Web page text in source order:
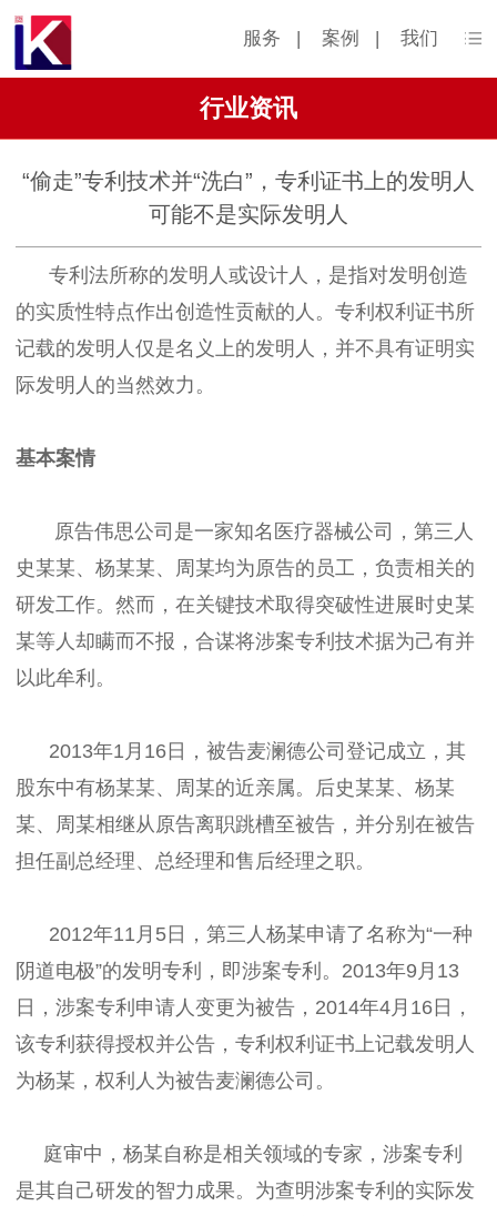
服务 | 案例 | 我们
行业资讯
“偷走”专利技术并“洗白”，专利证书上的发明人
可能不是实际发明人
专利法所称的发明人或设计人，是指对发明创造
的实质性特点作出创造性贡献的人。专利权利证书所
记载的发明人仅是名义上的发明人，并不具有证明实
际发明人的当然效力。
基本案情
原告伟思公司是一家知名医疗器械公司，第三人
史某某、杨某某、周某均为原告的员工，负责相关的
研发工作。然而，在关键技术取得突破性进展时史某
某等人却瞒而不报，合谋将涉案专利技术据为己有并
以此牟利。
2013年1月16日，被告麦澜德公司登记成立，其
股东中有杨某某、周某的近亲属。后史某某、杨某
某、周某相继从原告离职跳槽至被告，并分别在被告
担任副总经理、总经理和售后经理之职。
2012年11月5日，第三人杨某申请了名称为“一种
阴道电极”的发明专利，即涉案专利。2013年9月13
日，涉案专利申请人变更为被告，2014年4月16日，
该专利获得授权并公告，专利权利证书上记载发明人
为杨某，权利人为被告麦澜德公司。
庭审中，杨某自称是相关领域的专家，涉案专利
是其自己研发的智力成果。为查明涉案专利的实际发